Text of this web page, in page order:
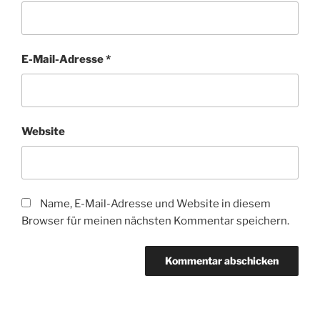
E-Mail-Adresse*
Website
Name, E-Mail-Adresse und Website in diesem
Browser für meinen nächsten Kommentar speichern.